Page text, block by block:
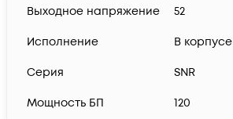
Выходное напряжение
52
Исполнение В корпусе
Серия SNR
Мощность БП 120